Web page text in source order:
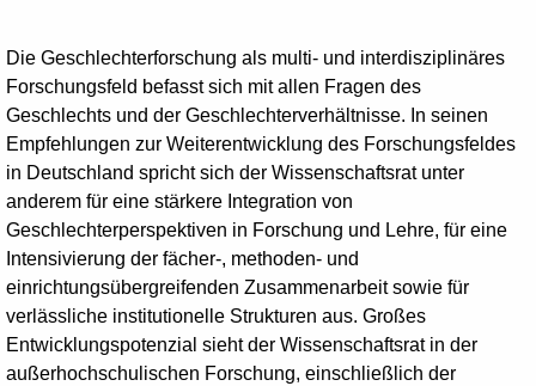
Die Geschlechterforschung als multi- und interdisziplinäres
Forschungsfeld befasst sich mit allen Fragen des
Geschlechts und der Geschlechterverhältnisse. In seinen
Empfehlungen zur Weiterentwicklung des Forschungsfeldes
in Deutschland spricht sich der Wissenschaftsrat unter
anderem für eine stärkere Integration von
Geschlechterperspektiven in Forschung und Lehre, für eine
Intensivierung der fächer-, methoden- und
einrichtungsübergreifenden Zusammenarbeit sowie für
verlässliche institutionelle Strukturen aus. Großes
Entwicklungspotenzial sieht der Wissenschaftsrat in der
außerhochschulischen Forschung, einschließlich der